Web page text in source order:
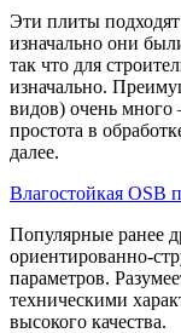
Эти плиты
изначально они
так что для
изначально.
видов) очень много
простота в
далее.
Влагостойкая OSB
Популярные ранее
ориентированно-
параметров.
техническими
высокого качества.